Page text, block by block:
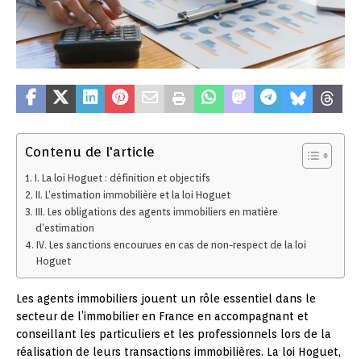
Contenu de l'article
I. La loi Hoguet : définition et objectifs
II. L’estimation immobilière et la loi Hoguet
III. Les obligations des agents immobiliers en matière
d’estimation
IV. Les sanctions encourues en cas de non-respect de la loi
Hoguet
Les agents immobiliers jouent un rôle essentiel dans le
secteur de l’immobilier en France en accompagnant et
conseillant les particuliers et les professionnels lors de la
réalisation de leurs transactions immobilières. La loi Hoguet,